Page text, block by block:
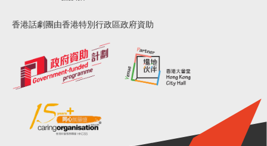
香港話劇團由香港特別行政區政府資助